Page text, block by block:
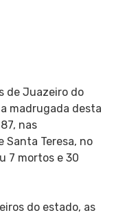
de Juazeiro do
madrugada desta
nas
Teresa, no
7 mortos e 30
do estado, as